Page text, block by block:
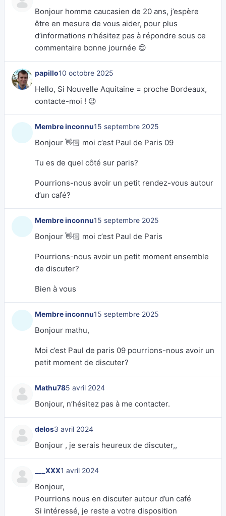
Bonjour homme caucasien de 20 ans, j’espère
être en mesure de vous aider, pour plus
d’informations n’hésitez pas à répondre sous ce
commentaire bonne journée 😊
papillo10 octobre 2025
Hello, Si Nouvelle Aquitaine = proche Bordeaux,
contacte-moi ! 😉
Membre inconnu15 septembre 2025
Bonjour 👋🏻 moi c’est Paul de Paris 09
Tu es de quel côté sur paris?
Pourrions-nous avoir un petit rendez-vous autour
d’un café?
Membre inconnu15 septembre 2025
Bonjour 👋🏻 moi c’est Paul de Paris
Pourrions-nous avoir un petit moment ensemble
de discuter?
Bien à vous
Membre inconnu15 septembre 2025
Bonjour mathu,
Moi c’est Paul de paris 09 pourrions-nous avoir un
petit moment de discuter?
Mathu785 avril 2024
Bonjour, n’hésitez pas à me contacter.
delos3 avril 2024
Bonjour , je serais heureux de discuter,,
___XXX1 avril 2024
Bonjour,
Pourrions nous en discuter autour d’un café
Si intéressé, je reste a votre disposition